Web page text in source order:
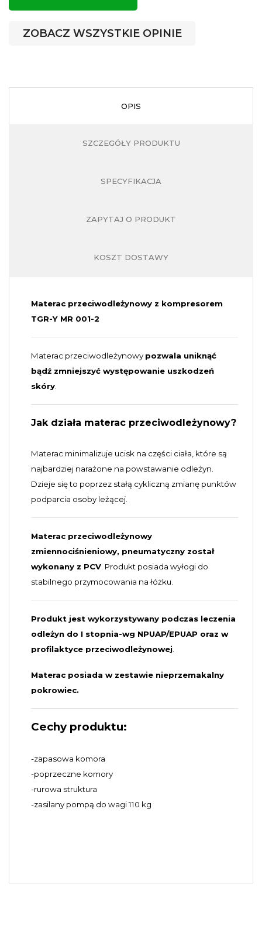
ZOBACZ WSZYSTKIE OPINIE
OPIS
SZCZEGÓŁY PRODUKTU
SPECYFIKACJA
ZAPYTAJ O PRODUKT
KOSZT DOSTAWY
Materac przeciwodleżynowy z kompresorem
TGR-Y MR 001-2
Materac przeciwodleżynowy pozwala uniknąć
bądź zmniejszyć występowanie uszkodzeń
skóry
Jak działa materac przeciwodleżynowy?
Materac minimalizuje ucisk na części ciała, które są
najbardziej narażone na powstawanie odleżyn.
Dzieje się to poprzez stałą cykliczną zmianę punktów
podparcia osoby leżącej.
Materac przeciwodleżynowy
zmiennociśnieniowy, pneumatyczny został
wykonany z PCV . Produkt posiada wyłogi do
stabilnego przymocowania na łóżku.
Produkt jest wykorzystywany podczas leczenia
odleżyn do I stopnia-wg NPUAP/EPUAP oraz w
profilaktyce przeciwodleżynowej
Materac posiada w zestawie nieprzemakalny
pokrowiec.
Cechy produktu:
-zapasowa komora
-poprzeczne komory
-rurowa struktura
-zasilany pompą do wagi 110 kg